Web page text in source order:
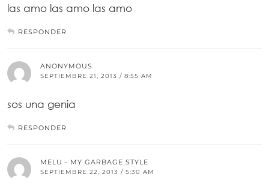
las amo las amo las amo
RESPONDER
ANONYMOUS
SEPTIEMBRE 21, 2013 / 8:55 AM
sos una genia
RESPONDER
MELU - MY GARBAGE STYLE
SEPTIEMBRE 22, 2013 / 5:30 AM